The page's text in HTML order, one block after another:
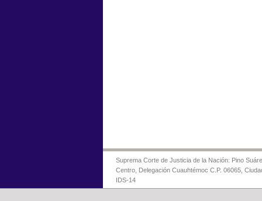
Suprema Corte de Justicia de la Nación: Pino
Centro, Delegación Cuauhtémoc C.P. 06065,
IDS-14